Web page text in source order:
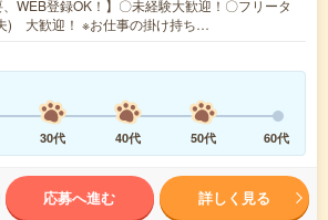
、WEB登録OK！】〇未経験大歓迎！〇フリータ
) 大歓迎！ ※お仕事の掛け持ち…
30代 40代 50代 60代
応募へ進む 詳しく見る